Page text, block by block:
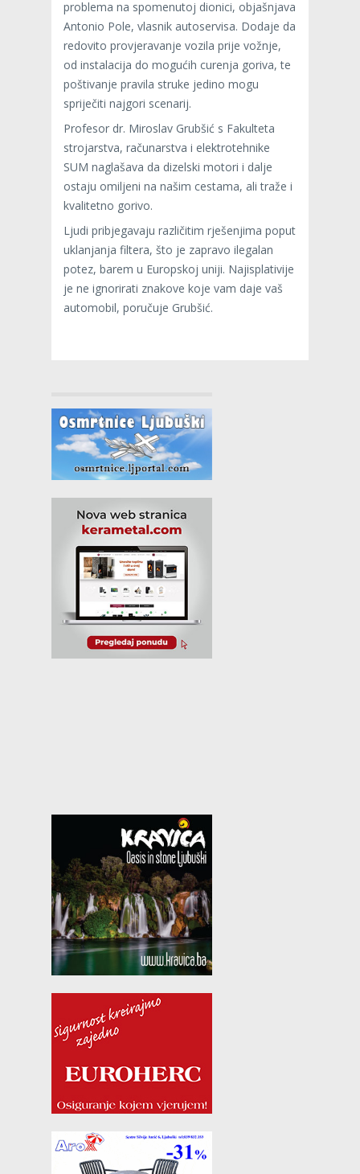
problema na spomenutoj dionici, objašnjava
Antonio Pole, vlasnik autoservisa. Dodaje da
redovito provjeravanje vozila prije vožnje,
od instalacija do mogućih curenja goriva, te
poštivanje pravila struke jedino mogu
spriječiti najgori scenarij.
Profesor dr. Miroslav Grubšić s Fakulteta
strojarstva, računarstva i elektrotehnike
SUM naglašava da dizelski motori i dalje
ostaju omiljeni na našim cestama, ali traže i
kvalitetno gorivo.
Ljudi pribjegavaju različitim rješenjima poput
uklanjanja filtera, što je zapravo ilegalan
potez, barem u Europskoj uniji. Najisplativije
je ne ignorirati znakove koje vam daje vaš
automobil, poručuje Grubšić.